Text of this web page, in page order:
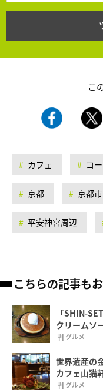
こ
カフェ コ
京都 京都
平安神宮周辺
こちらの記事も
「SHIN-
クリームソ
グルメ
世界遺産の
カフェ山猫
グルメ